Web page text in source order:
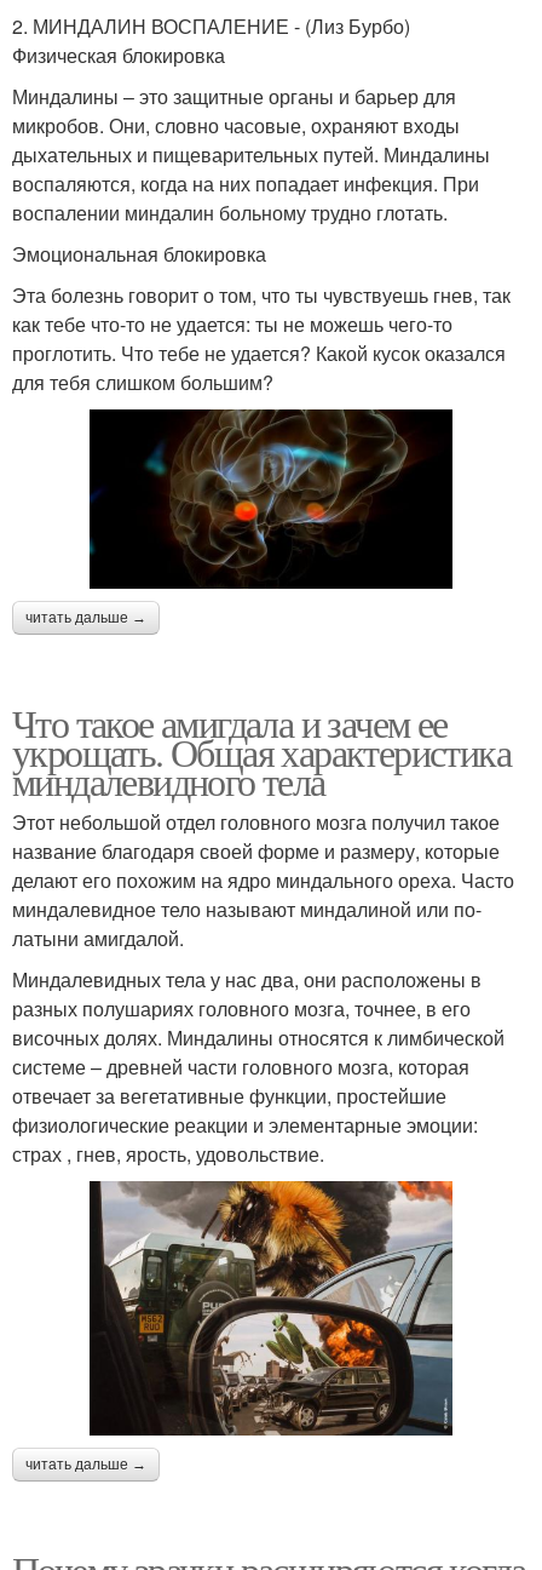
2. МИНДАЛИН ВОСПАЛЕНИЕ - (Лиз Бурбо)
Физическая блокировка
Миндалины – это защитные органы и барьер для
микробов. Они, словно часовые, охраняют входы
дыхательных и пищеварительных путей. Миндалины
воспаляются, когда на них попадает инфекция. При
воспалении миндалин больному трудно глотать.
Эмоциональная блокировка
Эта болезнь говорит о том, что ты чувствуешь гнев, так
как тебе что-то не удается: ты не можешь чего-то
проглотить. Что тебе не удается? Какой кусок оказался
для тебя слишком большим?
читать дальше →
Что такое амигдала и зачем ее
укрощать. Общая характеристика
миндалевидного тела
Этот небольшой отдел головного мозга получил такое
название благодаря своей форме и размеру, которые
делают его похожим на ядро миндального ореха. Часто
миндалевидное тело называют миндалиной или по-
латыни амигдалой.
Миндалевидных тела у нас два, они расположены в
разных полушариях головного мозга, точнее, в его
височных долях. Миндалины относятся к лимбической
системе – древней части головного мозга, которая
отвечает за вегетативные функции, простейшие
физиологические реакции и элементарные эмоции:
страх , гнев, ярость, удовольствие.
читать дальше →